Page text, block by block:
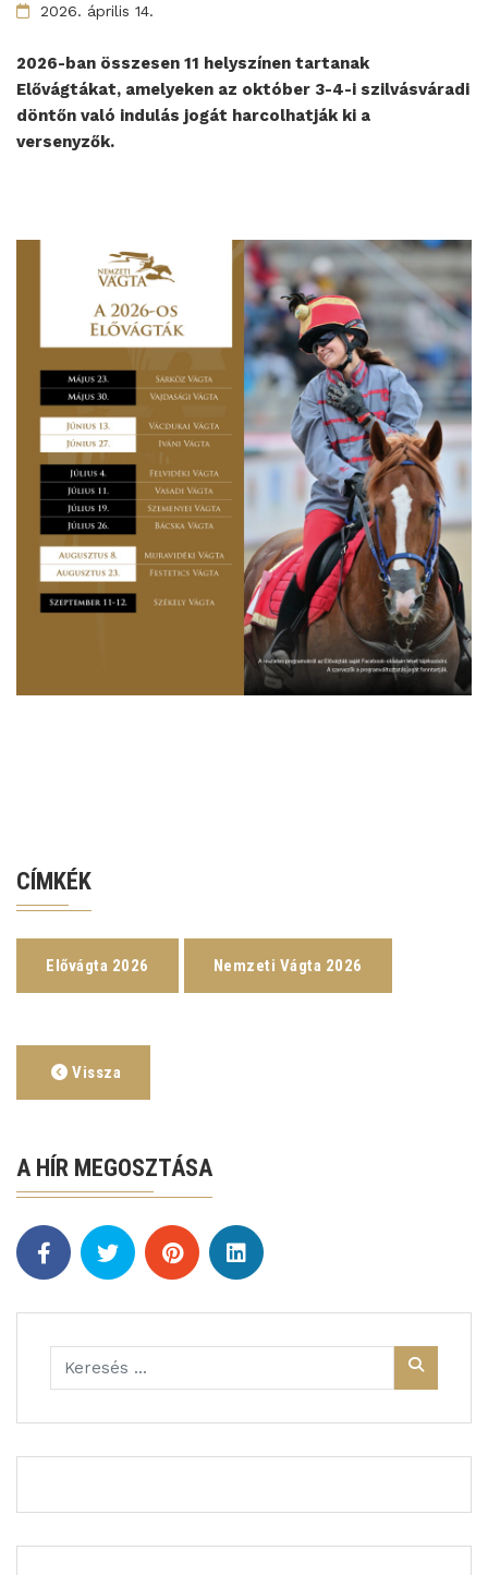
2026. április 14.
2026-ban összesen 11 helyszínen tartanak
Elővágtákat, amelyeken az október 3-4-i szilvásváradi
döntőn való indulás jogát harcolhatják ki a
versenyzők.
CÍMKÉK
Elővágta 2026 Nemzeti Vágta 2026
Vissza
A HÍR MEGOSZTÁSA